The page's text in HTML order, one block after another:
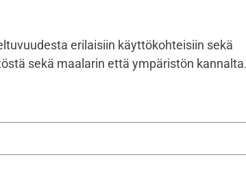
erilaisiin käyttökohteisiin sekä
sekä maalarin että ympäristön kannalta.